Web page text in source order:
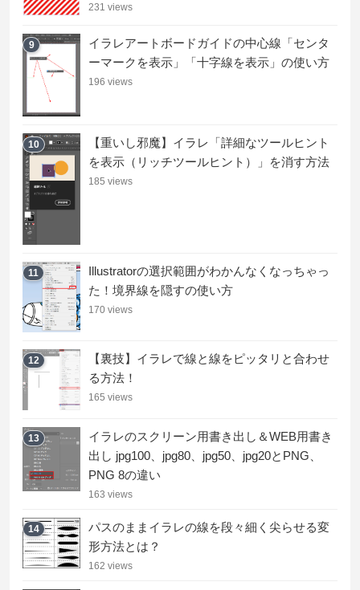
231 views
9
イラレアートボードガイドの中心線「センタ
ーマークを表示」「十字線を表示」の使い方
196 views
10
【重いし邪魔】イラレ「詳細なツールヒント
を表示（リッチツールヒント）」を消す方法
185 views
11
Illustratorの選択範囲がわかんなくなっちゃっ
た！境界線を隠すの使い方
170 views
12
【裏技】イラレで線と線をピッタリと合わせ
る方法！
165 views
13
イラレのスクリーン用書き出し＆WEB用書き
出し jpg100、jpg80、jpg50、jpg20とPNG、
PNG 8の違い
163 views
14
パスのままイラレの線を段々細く尖らせる変
形方法とは？
162 views